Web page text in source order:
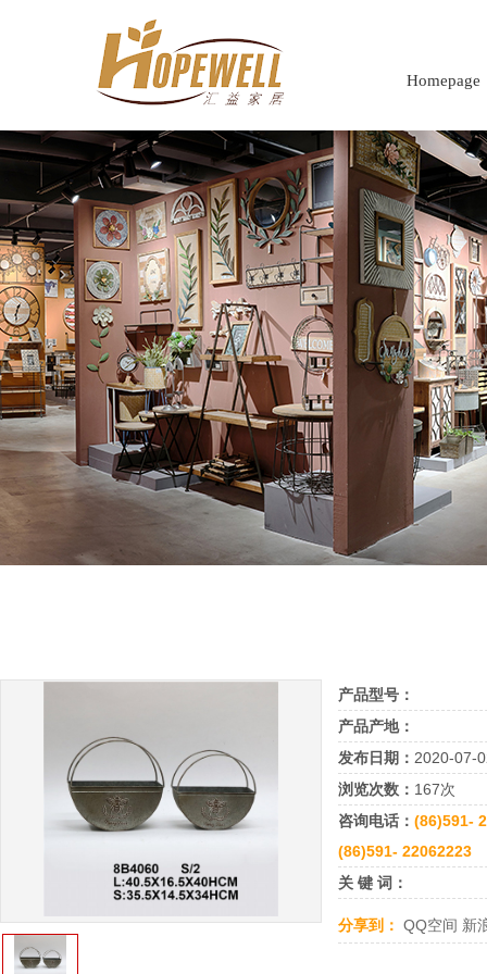
Homepage
产品型号：
产品产地：
发布日期： 2020-07-
浏览次数： 167次
咨询电话： (86)591-
(86)591- 22062223
关 键 词：
分享到： QQ空间 新